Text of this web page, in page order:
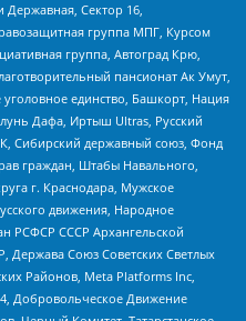
Сектор 16,
группа МПГ, Курсом
группа, Автоград Крю,
пансионат Ак Умут,
уголовное единство, Башкорт, Нация
Дафа, Иртыш Ultras, Русский
Сибирский державный союз, Фонд
граждан, Штабы Навального,
г. Краснодара, Мужское
движения, Народное
РСФСР СССР Архангельской
Держава Союз Советских Светлых
Районов, Meta Platforms Inc,
Добровольческое Движение